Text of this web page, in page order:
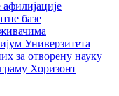
базе
Универзитета
за отворену науку
Хоризонт